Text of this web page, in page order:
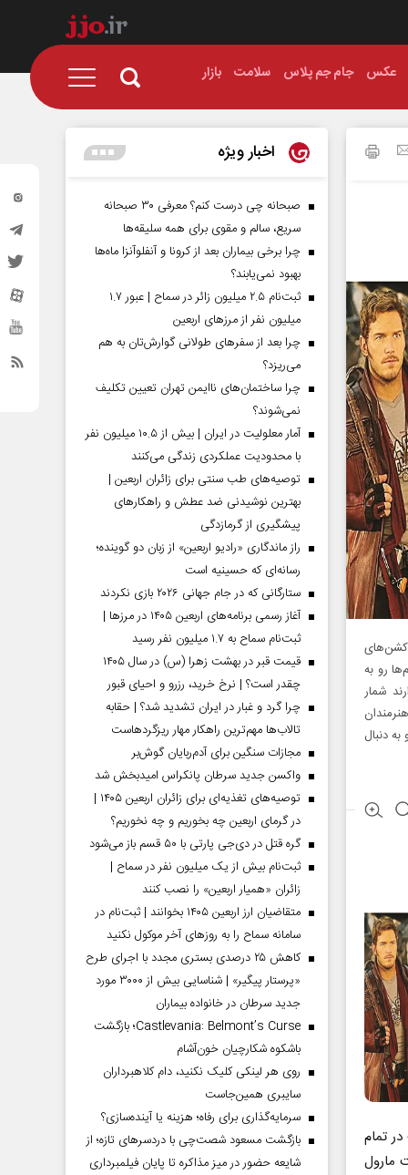
عکس جام جم پلاس سلامت بازار
رو به
شمار
دنبال
تمام
مارول
اخبار ویژه
صبحانه چی درست کنم؟ معرفی ۳۰ صبحانه
سریع، سالم و مقوی برای همه سلیقه‌ها
چرا برخی بیماران بعد از کرونا و آنفلوآنزا ماه‌ها
بهبود نمی‌یابند؟
ثبت‌نام ۲.۵ میلیون زائر در سماح | عبور ۱.۷
میلیون نفر از مرز‌های اربعین
چرا بعد از سفرهای طولانی گوارش‌تان به هم
می‌ریزد؟
چرا ساختمان‌های ناایمن تهران تعیین تکلیف
نمی‌شوند؟
آمار معلولیت در ایران | بیش از ۱۰.۵ میلیون نفر
با محدودیت عملکردی زندگی می‌کنند
توصیه‌های طب سنتی برای زائران اربعین |
بهترین نوشیدنی ضد عطش و راهکارهای
پیشگیری از گرمازدگی
راز ماندگاری «رادیو اربعین» از زبان دو گوینده؛
رسانه‌ای که حسینیه است
ستارگانی که در جام جهانی ۲۰۲۶ بازی نکردند
آغاز رسمی برنامه‌های اربعین ۱۴۰۵ در مرز‌ها |
ثبت‌نام سماح به ۱.۷ میلیون نفر رسید
قیمت قبر در بهشت زهرا (س) در سال ۱۴۰۵
چقدر است؟ | نرخ خرید، رزرو و احیای قبور
چرا گرد و غبار در ایران تشدید شد؟ | حقابه
تالاب‌ها مهم‌ترین راهکار مهار ریزگردهاست
مجازات سنگین برای آدم‌ربایان گوش‌بر
واکسن جدید سرطان پانکراس امیدبخش شد
توصیه‌های تغذیه‌ای برای زائران اربعین ۱۴۰۵ |
در گرمای اربعین چه بخوریم و چه نخوریم؟
گره قتل در دی‌جی پارتی با ۵۰ قسم باز می‌شود
ثبت‌نام بیش از یک میلیون نفر در سماح |
زائران «همیار اربعین» را نصب کنند
متقاضیان ارز اربعین ۱۴۰۵ بخوانند | ثبت‌نام در
سامانه سماح را به روز‌های آخر موکول نکنید
کاهش ۲۵ درصدی بستری مجدد با اجرای طرح
«پرستار پیگیر» | شناسایی بیش از ۳۰۰۰ مورد
جدید سرطان در خانواده بیماران
Castlevania: Belmont’s Curse؛ بازگشت
باشکوه شکارچیان خون‌آشام
روی هر لینکی کلیک نکنید، دام کلاهبرداران
سایبری همین‌جاست
سرمایه‌گذاری برای رفاه؛ هزینه یا آینده‌سازی؟
بازگشت مسعود شصت‌چی با دردسر‌های تازه؛ از
شایعه حضور در میز مذاکره تا پایان فیلمبرداری